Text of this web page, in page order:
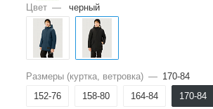
Цвет — черный
Размеры (куртка, ветровка) — 170-84
152-76
158-80 164-84 170-84